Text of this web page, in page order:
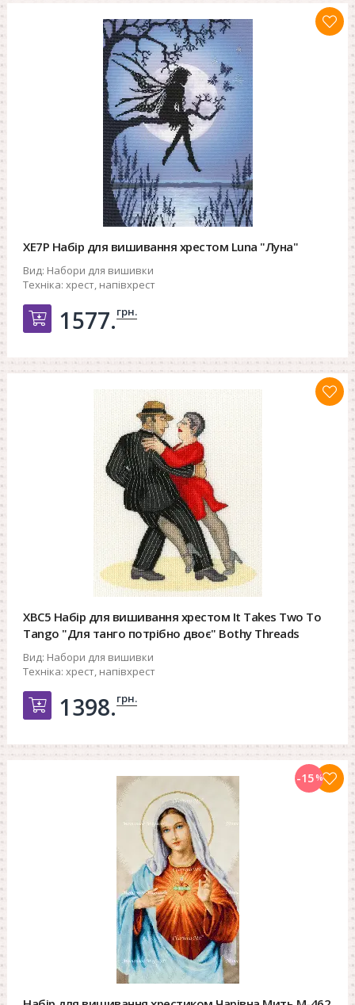
XE7P Набір для вишивання хрестом Luna "Луна"
Вид: Набори для вишивки
Техніка: хрест, напівхрест
Добавить в корзину
1577.грн.
XBC5 Набір для вишивання хрестом It Takes Two To
Tango "Для танго потрібно двоє" Bothy Threads
Вид: Набори для вишивки
Техніка: хрест, напівхрест
Добавить в корзину
1398.грн.
-15%